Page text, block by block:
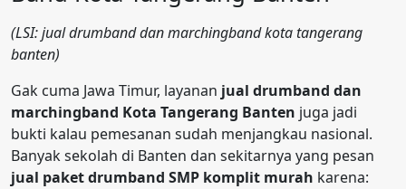
(LSI: jual drumband dan marchingband kota tangerang
banten)
Gak cuma Jawa Timur, layanan jual drumband dan
marchingband Kota Tangerang Banten juga jadi
bukti kalau pemesanan sudah menjangkau nasional.
Banyak sekolah di Banten dan sekitarnya yang pesan
jual paket drumband SMP komplit murah karena: